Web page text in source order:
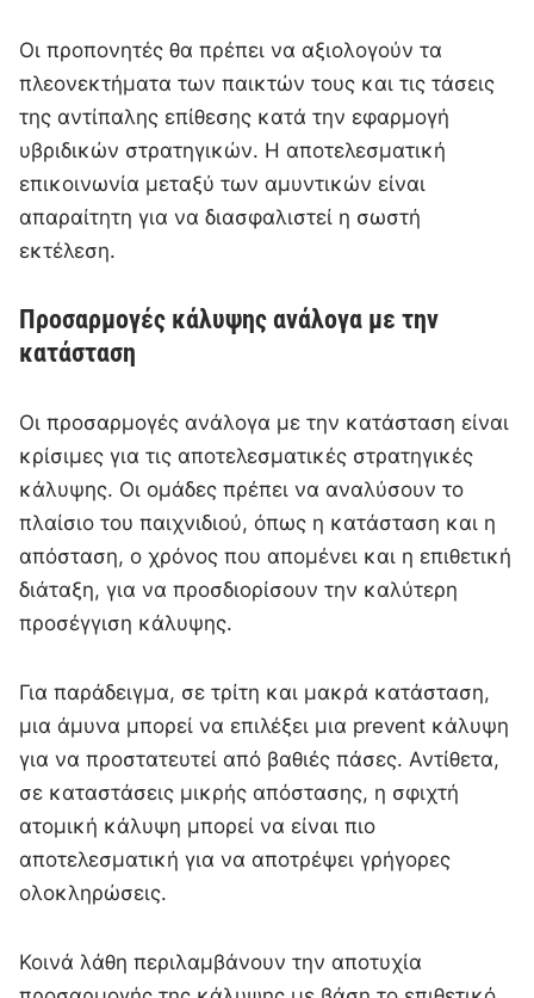
Οι προπονητές θα πρέπει να αξιολογούν τα
πλεονεκτήματα των παικτών τους και τις τάσεις
της αντίπαλης επίθεσης κατά την εφαρμογή
υβριδικών στρατηγικών. Η αποτελεσματική
επικοινωνία μεταξύ των αμυντικών είναι
απαραίτητη για να διασφαλιστεί η σωστή
εκτέλεση.
Προσαρμογές κάλυψης ανάλογα με την
κατάσταση
Οι προσαρμογές ανάλογα με την κατάσταση είναι
κρίσιμες για τις αποτελεσματικές στρατηγικές
κάλυψης. Οι ομάδες πρέπει να αναλύσουν το
πλαίσιο του παιχνιδιού, όπως η κατάσταση και η
απόσταση, ο χρόνος που απομένει και η επιθετική
διάταξη, για να προσδιορίσουν την καλύτερη
προσέγγιση κάλυψης.
Για παράδειγμα, σε τρίτη και μακρά κατάσταση,
μια άμυνα μπορεί να επιλέξει μια prevent κάλυψη
για να προστατευτεί από βαθιές πάσες. Αντίθετα,
σε καταστάσεις μικρής απόστασης, η σφιχτή
ατομική κάλυψη μπορεί να είναι πιο
αποτελεσματική για να αποτρέψει γρήγορες
ολοκληρώσεις.
Κοινά λάθη περιλαμβάνουν την αποτυχία